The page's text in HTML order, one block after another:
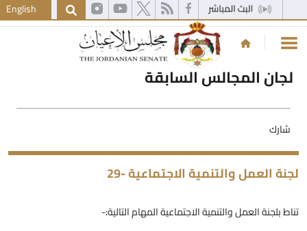
English
لجان المجالس السابقة
شارك
لجنة العمل والتنمية الاجتماعية -29
تناط بلجنة العمل والتنمية الاجتماعية المهام التالية:-